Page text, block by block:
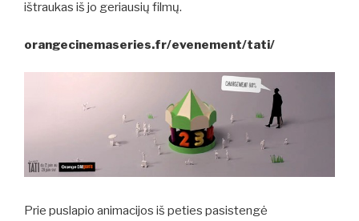
ištraukas iš jo geriausių filmų.
orangecinemaseries.fr/evenement/tati/
Prie puslapio animacijos iš peties pasistengė